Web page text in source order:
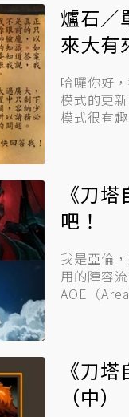
爐石
來大有
哈囉你好
模式的更
模式很有
《刀
吧！
我是亞倫
用的陣容流
AOE（
《刀
（中）